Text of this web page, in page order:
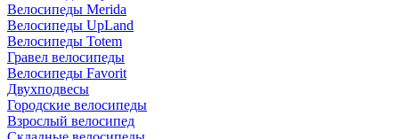
Велосипеды Merida
Велосипеды UpLand
Велосипеды Totem
Гравел велосипеды
Велосипеды Favorit
Двухподвесы
Городские велосипеды
Взрослый велосипед